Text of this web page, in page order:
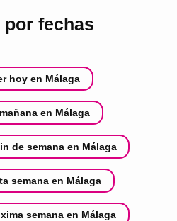
por fechas
hoy en Málaga
en Málaga
de semana en Málaga
semana en Málaga
semana en Málaga